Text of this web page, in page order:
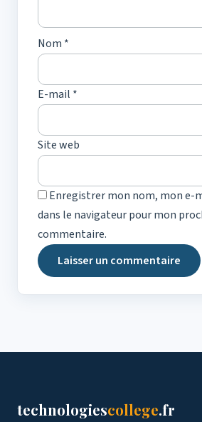
Nom *
E-mail *
Site web
Enregistrer mon nom, mon e-
dans le navigateur pour mon
commentaire.
technologiescollege.fr